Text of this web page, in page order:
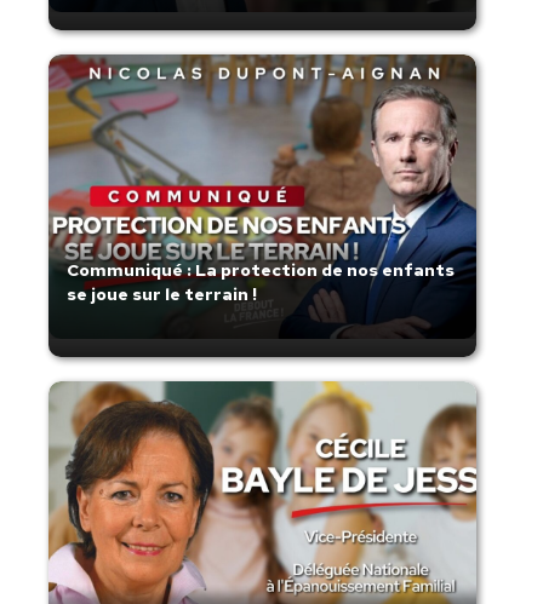
Communiqué : La protection de nos enfants
se joue sur le terrain !